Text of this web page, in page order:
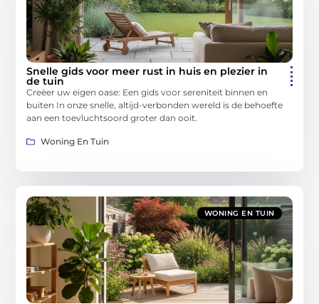
Snelle gids voor meer rust in huis en plezier in
de tuin
Creëer uw eigen oase: Een gids voor sereniteit binnen en
buiten In onze snelle, altijd-verbonden wereld is de behoefte
aan een toevluchtsoord groter dan ooit.
Woning En Tuin
WONING EN TUIN